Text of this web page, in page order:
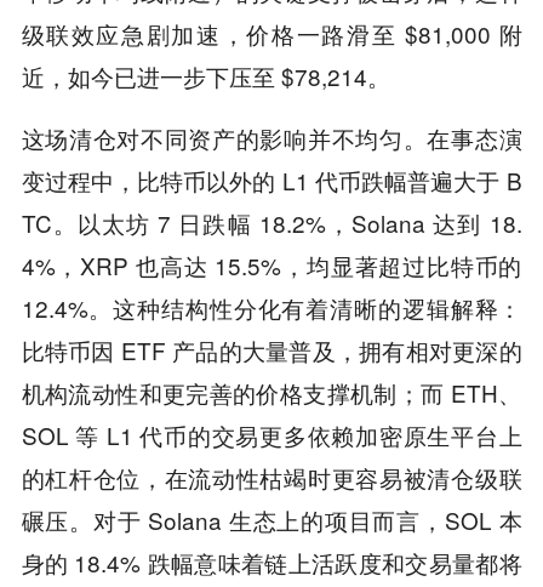
级联效应急剧加速，价格一路滑至 $81,000 附
近，如今已进一步下压至 $78,214。
这场清仓对不同资产的影响并不均匀。在事态演
变过程中，比特币以外的 L1 代币跌幅普遍大于 B
TC。以太坊 7 日跌幅 18.2%，Solana 达到 18.
4%，XRP 也高达 15.5%，均显著超过比特币的
12.4%。这种结构性分化有着清晰的逻辑解释：
比特币因 ETF 产品的大量普及，拥有相对更深的
机构流动性和更完善的价格支撑机制；而 ETH、
SOL 等 L1 代币的交易更多依赖加密原生平台上
的杠杆仓位，在流动性枯竭时更容易被清仓级联
碾压。对于 Solana 生态上的项目而言，SOL 本
身的 18.4% 跌幅意味着链上活跃度和交易量都将